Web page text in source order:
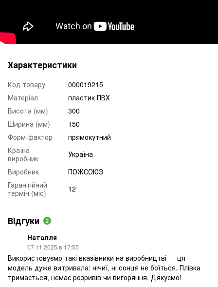
Характеристики
Код товару
000019215
Матеріал
пластик ПВХ
Висота (мм)
300
Ширина (мм)
150
Форм-фактор
прямокутний
Країна
виробник
Україна
Виробник
ПОЖСОЮЗ
Гарантійний
термін (міс)
12
Відгуки 2
Наталля
07.11.2025 в 17:55
Використовуємо такі вказівники на виробництві — ця
модель дуже витривала: нічиї, ні сонця не боїться. Плівка
тримається, немає розривів чи вигоряння. Дякуємо!